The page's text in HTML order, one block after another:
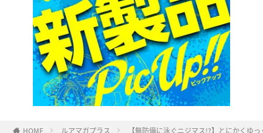
HOME ルアマガプラス 【無防備に泳ぐニジマス!?】とにかくゆ